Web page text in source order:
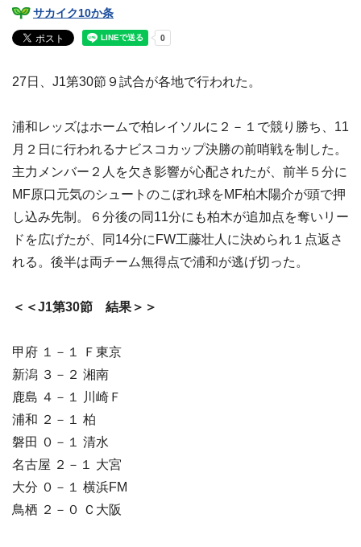
サカイク10か条
27日、J1第30節９試合が各地で行われた。
浦和レッズはホームで柏レイソルに２－１で競り勝ち、11
月２日に行われるナビスコカップ決勝の前哨戦を制した。
主力メンバー２人を欠き影響が心配されたが、前半５分に
MF原口元気のシュートのこぼれ球をMF柏木陽介が頭で押
し込み先制。６分後の同11分にも柏木が追加点を奪いリー
ドを広げたが、同14分にFW工藤壮人に決められ１点返さ
れる。後半は両チーム無得点で浦和が逃げ切った。
＜＜J1第30節 結果＞＞
甲府 １－１ Ｆ東京
新潟 ３－２ 湘南
鹿島 ４－１ 川崎Ｆ
浦和 ２－１ 柏
磐田 ０－１ 清水
名古屋 ２－１ 大宮
大分 ０－１ 横浜FM
鳥栖 ２－０ Ｃ大阪